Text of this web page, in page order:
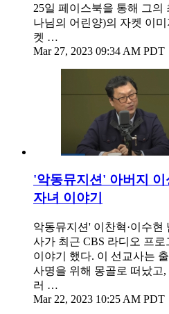
25일 페이스북을 통해 그의
나님의 어린양)의 자켓 이
켓 …
Mar 27, 2023 09:34 AM PDT
'악동뮤지션' 아버지
자녀 이야기
악동뮤지션' 이찬혁·이수현
사가 최근 CBS 라디오 프
이야기 했다. 이 선교사는
사명을 위해 몽골로 떠났고
러 …
Mar 22, 2023 10:25 AM PDT